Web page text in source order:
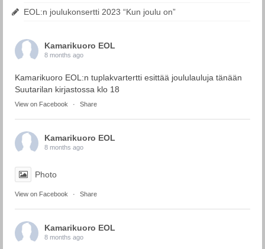
EOL:n joulukonsertti 2023 “Kun joulu on”
Kamarikuoro EOL
8 months ago
Kamarikuoro EOL:n tuplakvartertti esittää joululauluja tänään
Suutarilan kirjastossa klo 18
View on Facebook · Share
Kamarikuoro EOL
8 months ago
Photo
View on Facebook · Share
Kamarikuoro EOL
8 months ago